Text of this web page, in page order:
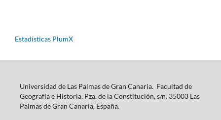
Estadísticas PlumX
Universidad de Las Palmas de Gran Canaria. Facultad de
Geografía e Historia. Pza. de la Constitución, s/n. 35003 Las
Palmas de Gran Canaria, España.